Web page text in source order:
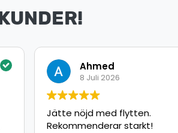
Omar Arbouche
8 Juli 2026
Snabb och säker leverans bra
jobbat !